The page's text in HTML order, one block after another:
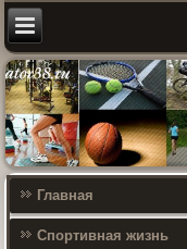
Главная
Спортивная жизнь